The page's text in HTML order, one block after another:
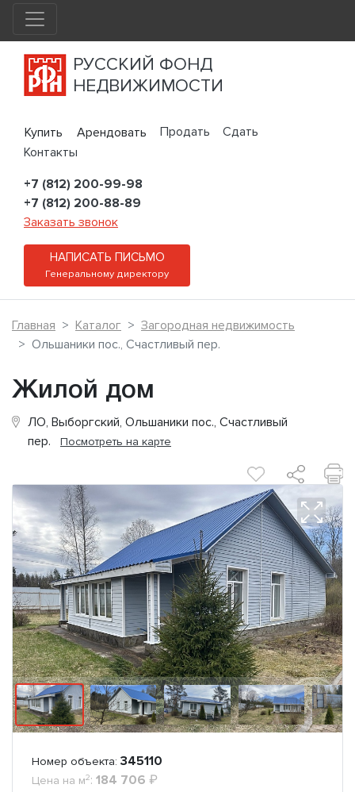
РУССКИЙ ФОНД
НЕДВИЖИМОСТИ
Купить Арендовать Продать
Сдать
Контакты
+7 (812) 200-99-98
+7 (812) 200-88-89
Заказать звонок
НАПИСАТЬ ПИСЬМО
Генеральному директору
Главная Каталог
Загородная недвижимость
Ольшаники пос., Счастливый пер.
Жилой дом
ЛО, Выборгский, Ольшаники пос., Счастливый
пер. Посмотреть на карте
Номер объекта: 345110
Цена на м2: 184 706 ₽